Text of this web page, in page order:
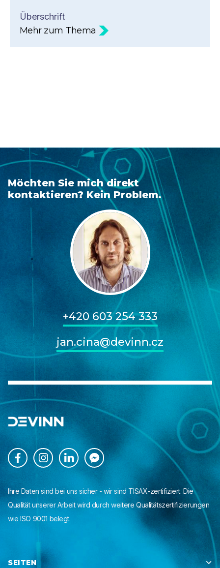
Überschrift
Mehr zum Thema
Möchten Sie mich direkt
kontaktieren? Kein Problem.
+420 603 254 333
jan.cina@devinn.cz
   
Ihre Daten sind bei uns sicher - wir sind TISAX-zertifiziert. Die
Qualität unserer Arbeit wird durch weitere Qualitätszertifizierungen
wie ISO 9001 belegt.
SEITEN 